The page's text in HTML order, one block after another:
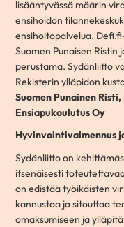
lisääntyvässä määrin
ensihoidon
ensihoitopalvelua.
Suomen Punaisen Ristin
perustama. Sydänliitto
Rekisterin ylläpidon
Suomen Punainen
Ensiapukoulutus Oy
Hyvinvointivalmennus
Sydänliitto on
itsenäisesti
on edistää työikäisten
kannustaa ja sitouttaa
omaksumiseen ja